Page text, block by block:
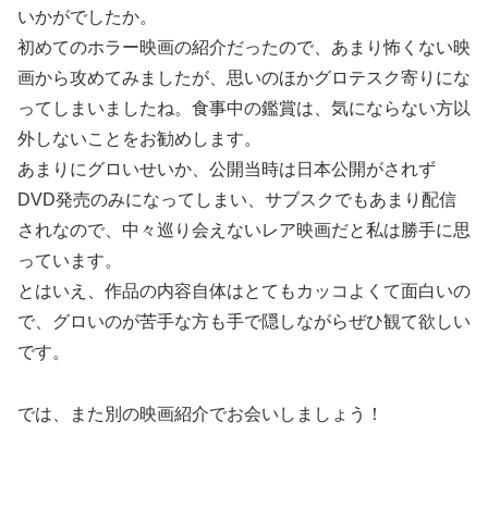
いかがでしたか。
初めてのホラー映画の紹介だったので、あまり怖くない映
画から攻めてみましたが、思いのほかグロテスク寄りにな
ってしまいましたね。食事中の鑑賞は、気にならない方以
外しないことをお勧めします。
あまりにグロいせいか、公開当時は日本公開がされず
DVD発売のみになってしまい、サブスクでもあまり配信
されなので、中々巡り会えないレア映画だと私は勝手に思
っています。
とはいえ、作品の内容自体はとてもカッコよくて面白いの
で、グロいのが苦手な方も手で隠しながらぜひ観て欲しい
です。
では、また別の映画紹介でお会いしましょう！